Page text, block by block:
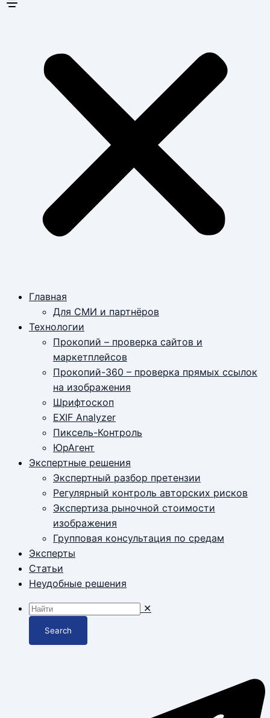
Главная
Для СМИ и партнёров
Технологии
Прокопий – проверка сайтов и
маркетплейсов
Прокопий-360 – проверка прямых ссылок
на изображения
Шрифтоскоп
EXIF Analyzer
Пиксель-Контроль
ЮрАгент
Экспертные решения
Экспертный разбор претензии
Регулярный контроль авторских рисков
Экспертиза рыночной стоимости
изображения
Групповая консультация по средам
Эксперты
Статьи
Неудобные решения
✕